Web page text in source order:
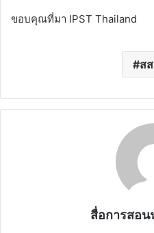
ขอบคุณที่มา IPST Thailand
ส
สื่อการสอ